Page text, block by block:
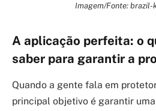
Imagem/Fonte: brazil-
A aplicação perfeita: o
saber para garantir a
Quando a gente fala em
principal objetivo é garantir